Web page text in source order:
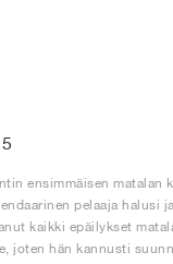
ensimmäisen
pelaaja halusi
kaikki epäilykset
joten hän kannusti